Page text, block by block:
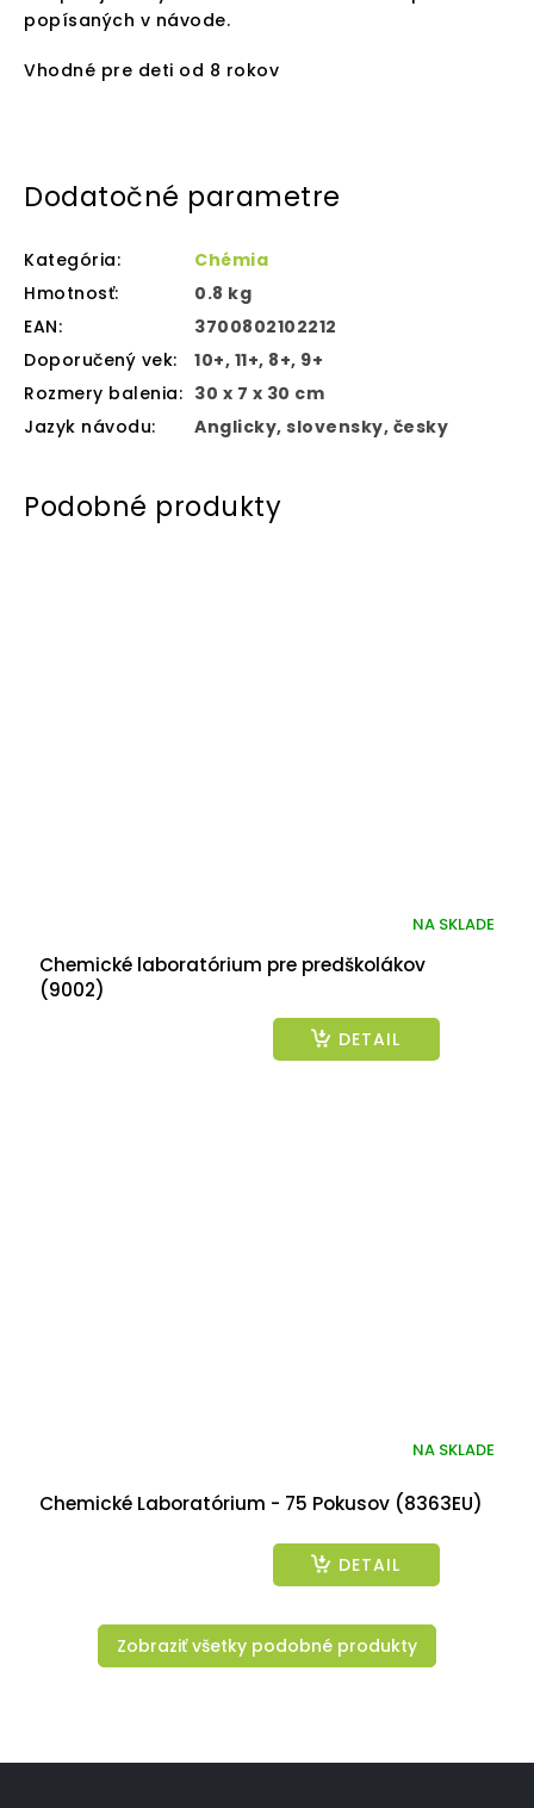
popísaných v návode.
Vhodné pre deti od 8 rokov
Dodatočné parametre
Kategória:
Chémia
Hmotnosť:
0.8 kg
EAN:
3700802102212
Doporučený vek:
10+, 11+, 8+, 9+
Rozmery balenia: 30 x 7 x 30 cm
Jazyk návodu: Anglicky, slovensky, česky
Chemické laboratórium pre predškolákov
(9002)
NA SKLADE
DETAIL
Chemické Laboratórium - 75 Pokusov (8363EU)
produktu
NA SKLADE
DETAIL
Zobraziť všetky podobné produkty
Z